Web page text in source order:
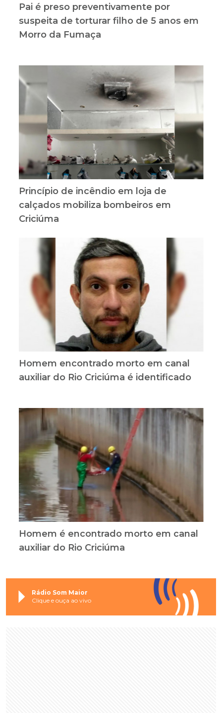
Pai é preso preventivamente por
suspeita de torturar filho de 5 anos em
Morro da Fumaça
Princípio de incêndio em loja de
calçados mobiliza bombeiros em
Criciúma
Homem encontrado morto em canal
auxiliar do Rio Criciúma é identificado
Homem é encontrado morto em canal
auxiliar do Rio Criciúma
Rádio Som Maior
Clique e ouça ao vivo